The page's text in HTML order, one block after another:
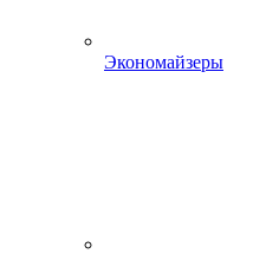
Экономайзеры